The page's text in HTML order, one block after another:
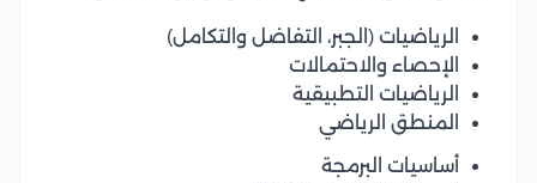
الرياضيات (الجبر، التفاضل والتكامل)
الإحصاء والاحتمالات
الرياضيات التطبيقية
المنطق الرياضي
أساسيات البرمجة